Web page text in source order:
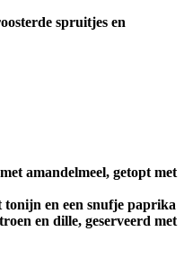
spruitjes en
amandelmeel, getopt met
tonijn en een snufje paprika
en dille, geserveerd met